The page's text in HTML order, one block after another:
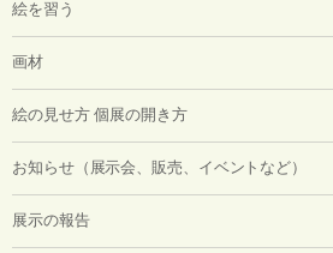
絵を習う
画材
絵の見せ方 個展の開き方
お知らせ（展示会、販売、イベントなど）
展示の報告